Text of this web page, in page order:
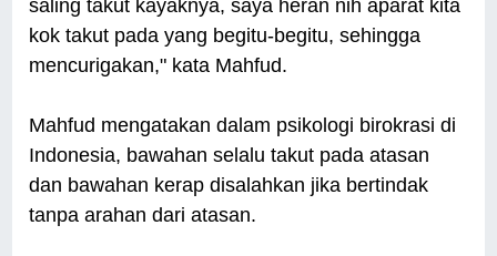
saling takut kayaknya, saya heran nih aparat kita
kok takut pada yang begitu-begitu, sehingga
mencurigakan," kata Mahfud.
Mahfud mengatakan dalam psikologi birokrasi di
Indonesia, bawahan selalu takut pada atasan
dan bawahan kerap disalahkan jika bertindak
tanpa arahan dari atasan.